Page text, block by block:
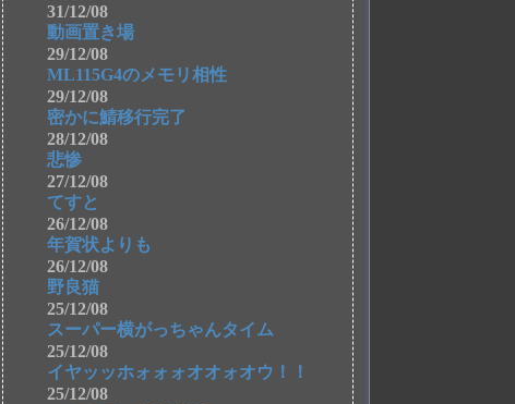
31/12/08
動画置き場
29/12/08
ML115G4のメモリ相性
29/12/08
密かに鯖移行完了
28/12/08
悲惨
27/12/08
てすと
26/12/08
年賀状よりも
26/12/08
野良猫
25/12/08
スーパー横がっちゃんタイム
25/12/08
イヤッッホォォォオオォオウ！！
25/12/08